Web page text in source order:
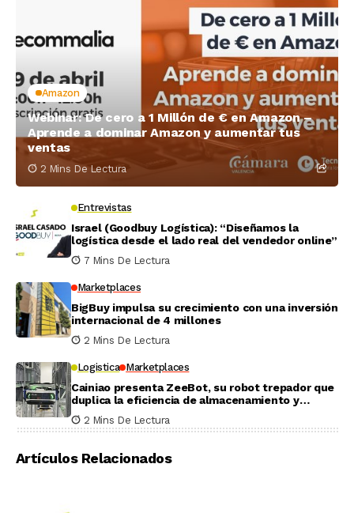
Amazon
Webinar: De cero a 1 Millón de € en Amazon –
Aprende a dominar Amazon y aumentar tus
ventas
2 Mins De Lectura
Entrevistas
Israel (Goodbuy Logística): “Diseñamos la
logística desde el lado real del vendedor online”
7 Mins De Lectura
Marketplaces
BigBuy impulsa su crecimiento con una inversión
internacional de 4 millones
2 Mins De Lectura
Logistica Marketplaces
Cainiao presenta ZeeBot, su robot trepador que
duplica la eficiencia de almacenamiento y
recogida en pruebas reales
2 Mins De Lectura
Artículos Relacionados